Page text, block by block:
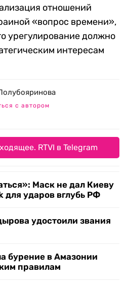
отношений
«вопрос времени»,
урегулирование должно
интересам
с автором
RTVI в Telegram
Маск не дал Киеву
для ударов вглубь РФ
удостоили звания
бурение в Амазонии
правилам